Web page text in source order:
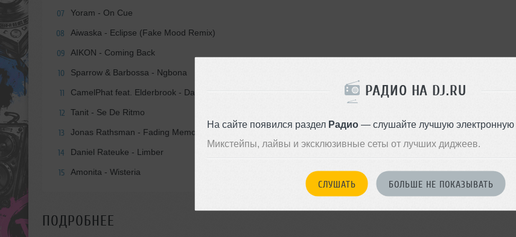
РАДИО НА DJ.RU
На сайте появился раздел Радио— слушайте лучшую электронную
Микстейпы, лайвы и эксклюзивные сеты от лучших диджеев.
СЛУШАТЬ БОЛЬШЕ НЕ ПОКАЗЫВАТЬ
07 Yoram - On Cue
08 Aiwaska - Eclipse (Fake Mood Remix)
09 AIKON - Coming Back
10 Sparrow & Barbossa - Ngbona
11 CamelPhat feat. Elderbrook - Dance with My Ghost
12 Tanit - Se De Ritmo
13 Jonas Rathsman - Fading Memories
14 Daniel Rateuke - Limber
15 Amonita - Wisteria
ПОДРОБНЕЕ